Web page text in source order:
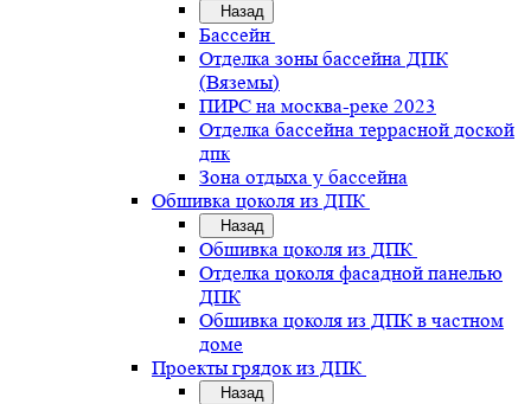
Назад
Бассейн
Отделка зоны бассейна ДПК
(Вяземы)
ПИРС на москва-реке 2023
Отделка бассейна террасной доской
дпк
Зона отдыха у бассейна
Обшивка цоколя из ДПК
Назад
Обшивка цоколя из ДПК
Отделка цоколя фасадной панелью
ДПК
Обшивка цоколя из ДПК в частном
доме
Проекты грядок из ДПК
Назад